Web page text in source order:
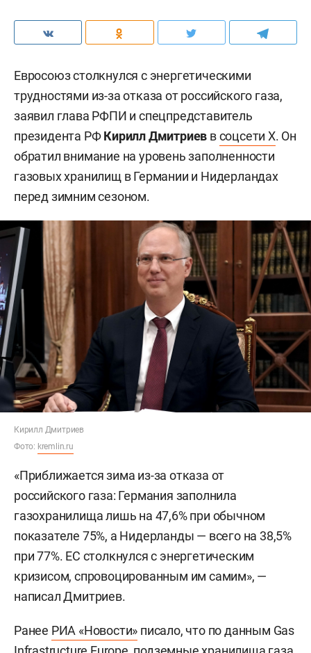
Евросоюз столкнулся с энергетическими
трудностями из-за отказа от российского газа,
заявил глава РФПИ и спецпредставитель
президента РФКирилл Дмитриев всоцсети X. Он
обратил внимание на уровень заполненности
газовых хранилищ в Германии и Нидерландах
перед зимним сезоном.
Кирилл Дмитриев
Фото: kremlin.ru
«Приближается зима из-за отказа от
российского газа: Германия заполнила
газохранилища лишь на 47,6% при обычном
показателе 75%, а Нидерланды — всего на 38,5%
при 77%. ЕС столкнулся с энергетическим
кризисом, спровоцированным им самим», —
написал Дмитриев.
Ранее РИА «Новости» писало, что по данным Gas